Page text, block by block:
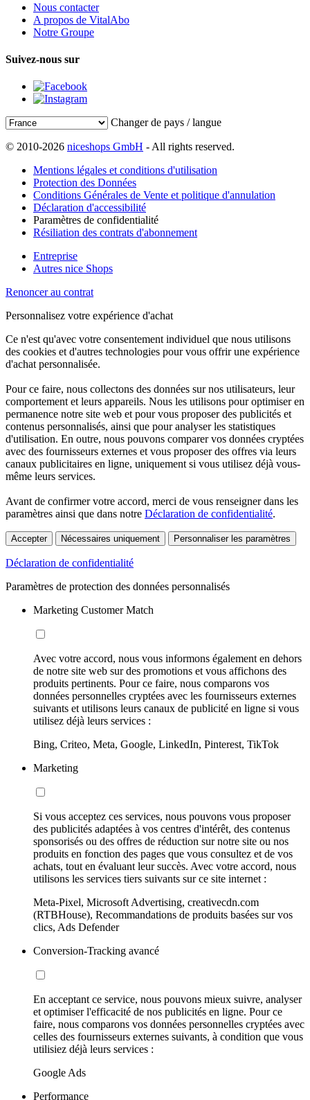
Nous contacter
A propos de VitalAbo
Notre Groupe
Suivez-nous sur
Changer de pays / langue
© 2010-2026 niceshops GmbH - All rights reserved.
Mentions légales et conditions d'utilisation
Protection des Données
Conditions Générales de Vente et politique d'annulation
Déclaration d'accessibilité
Paramètres de confidentialité
Résiliation des contrats d'abonnement
Entreprise
Autres nice Shops
Renoncer au contrat
Personnalisez votre expérience d'achat
Ce n'est qu'avec votre consentement individuel que nous utilisons
des cookies et d'autres technologies pour vous offrir une expérience
d'achat personnalisée.
Pour ce faire, nous collectons des données sur nos utilisateurs, leur
comportement et leurs appareils. Nous les utilisons pour optimiser en
permanence notre site web et pour vous proposer des publicités et
contenus personnalisés, ainsi que pour analyser les statistiques
d'utilisation. En outre, nous pouvons comparer vos données cryptées
avec des fournisseurs externes et vous proposer des offres via leurs
canaux publicitaires en ligne, uniquement si vous utilisez déjà vous-
même leurs services.
Avant de confirmer votre accord, merci de vous renseigner dans les
paramètres ainsi que dans notre Déclaration de confidentialité.
Accepter Nécessaires uniquement Personnaliser les paramètres
Déclaration de confidentialité
Paramètres de protection des données personnalisés
Marketing Customer Match
Avec votre accord, nous vous informons également en dehors
de notre site web sur des promotions et vous affichons des
produits pertinents. Pour ce faire, nous comparons vos
données personnelles cryptées avec les fournisseurs externes
suivants et utilisons leurs canaux de publicité en ligne si vous
utilisez déjà leurs services :
Bing, Criteo, Meta, Google, LinkedIn, Pinterest, TikTok
Marketing
Si vous acceptez ces services, nous pouvons vous proposer
des publicités adaptées à vos centres d'intérêt, des contenus
sponsorisés ou des offres de réduction sur notre site ou nos
produits en fonction des pages que vous consultez et de vos
achats, tout en évaluant leur succès. Avec votre accord, nous
utilisons les services tiers suivants sur ce site internet :
Meta-Pixel, Microsoft Advertising, creativecdn.com
(RTBHouse), Recommandations de produits basées sur vos
clics, Ads Defender
Conversion-Tracking avancé
En acceptant ce service, nous pouvons mieux suivre, analyser
et optimiser l'efficacité de nos publicités en ligne. Pour ce
faire, nous comparons vos données personnelles cryptées avec
celles des fournisseurs externes suivants, à condition que vous
utilisiez déjà leurs services :
Google Ads
Performance